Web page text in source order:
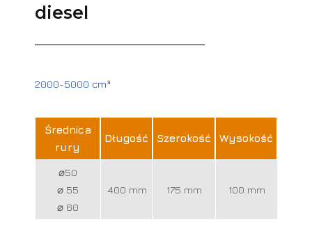
diesel
2000-5000 cm³
Średnica
rury
Długość Szerokość Wysokość
⌀50
⌀ 55
⌀ 60
400 mm 175 mm 100 mm